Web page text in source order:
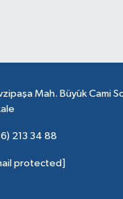
Mah. Büyük Cami
213 34 88
protected]